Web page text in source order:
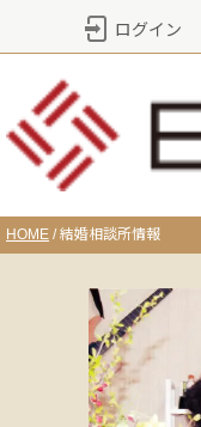
ログイン
HOME /結婚相談所情報